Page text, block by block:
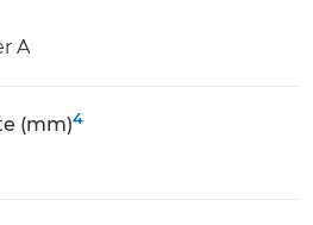
A
(mm)4